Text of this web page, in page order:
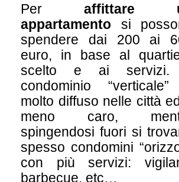
Per affittare
appartamento si
spendere dai 200 ai
euro, in base al
scelto e ai
condominio
molto diffuso nelle città
meno caro,
spingendosi fuori si
spesso condomini
con più servizi:
barbecue, etc…